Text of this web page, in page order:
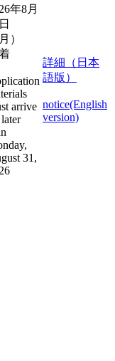
年8月
月）
arrive
31,
詳細（日本
語版）
notice(English
version)